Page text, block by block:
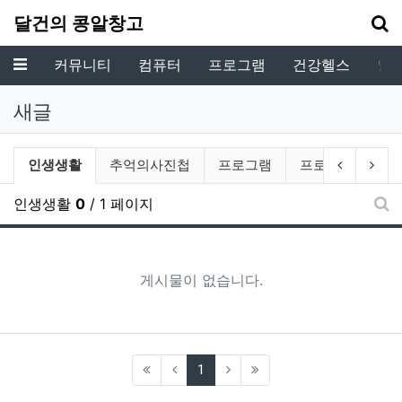
달건의 콩알창고
메뉴 커뮤니티 컴퓨터 프로그램 건강헬스 인
새글
전체게시물 그룹 목록
현재 그룹
인생생활 추억의사진첩 프로그램 프로젝트이전 그룹
다
인생생활 0 / 1 페이지
새
게시물이 없습니다.
1 (current)